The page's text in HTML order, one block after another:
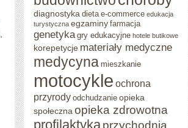
diagnostyka dieta e-commerce edukacja
turystyczna egzaminy farmacja
genetyka gry edukacyjne hotele butikowe
korepetycje materiały medyczne
medycyna mieszkanie
motocykle ochrona
przyrody odchudzanie opieka
społeczna opieka zdrowotna
profilaktykaprzychodnia